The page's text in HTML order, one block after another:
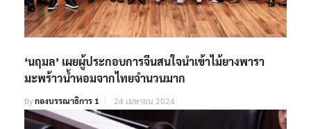
‘นฤมล’ เผยผู้ประกอบการจีนสนใจนำเข้าไม้ยางพารา
มะพร้าวน้ำหอมจากไทยจำนวนมาก
Byกองบรรณาธิการ 1 24 เมษายน 2024